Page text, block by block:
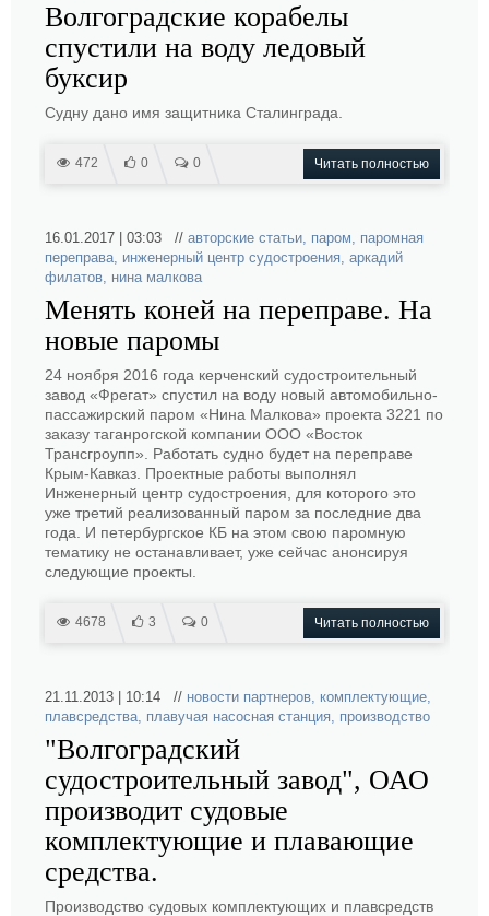
Волгоградские корабелы
спустили на воду ледовый
буксир
Судну дано имя защитника Сталинграда.
472 0 0 Читать полностью
16.01.2017 | 03:03 // авторские статьи, паром, паромная
переправа, инженерный центр судостроения, аркадий
филатов, нина малкова
Менять коней на переправе. На
новые паромы
24 ноября 2016 года керченский судостроительный
завод «Фрегат» спустил на воду новый автомобильно-
пассажирский паром «Нина Малкова» проекта 3221 по
заказу таганрогской компании ООО «Восток
Трансгроупп». Работать судно будет на переправе
Крым-Кавказ. Проектные работы выполнял
Инженерный центр судостроения, для которого это
уже третий реализованный паром за последние два
года. И петербургское КБ на этом свою паромную
тематику не останавливает, уже сейчас анонсируя
следующие проекты.
4678 3 0 Читать полностью
21.11.2013 | 10:14 // новости партнеров, комплектующие,
плавсредства, плавучая насосная станция, производство
"Волгоградский
судостроительный завод", ОАО
производит судовые
комплектующие и плавающие
средства.
Производство судовых комплектующих и плавсредств